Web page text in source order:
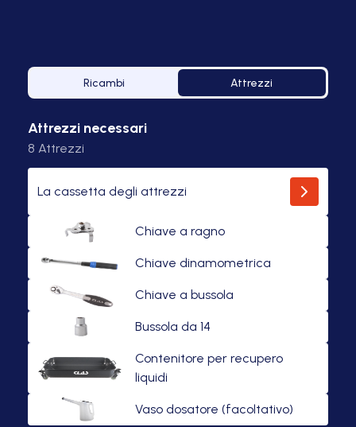
Ricambi Attrezzi
Attrezzi necessari
8 Attrezzi
La cassetta degli attrezzi
Chiave a ragno
Chiave dinamometrica
Chiave a bussola
Bussola da 14
Contenitore per recupero
liquidi
Vaso dosatore (facoltativo)